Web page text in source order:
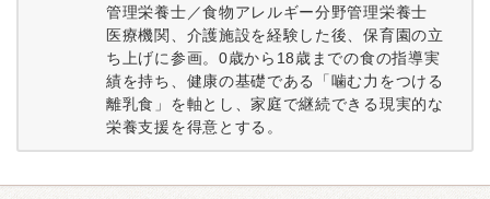
管理栄養士／食物アレルギー分野管理栄養士
医療機関、介護施設を経験した後、保育園の立
ち上げに参画。0歳から18歳までの食の指導実
績を持ち、健康の基礎である「噛む力をつける
離乳食」を軸とし、家庭で継続できる現実的な
栄養支援を得意とする。